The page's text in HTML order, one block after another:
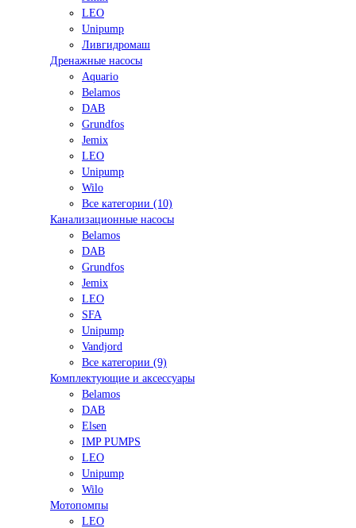
LEO
Unipump
Ливгидромаш
Дренажные насосы
Aquario
Belamos
DAB
Grundfos
Jemix
LEO
Unipump
Wilo
Все категории (10)
Канализационные насосы
Belamos
DAB
Grundfos
Jemix
LEO
SFA
Unipump
Vandjord
Все категории (9)
Комплектующие и аксессуары
Belamos
DAB
Elsen
IMP PUMPS
LEO
Unipump
Wilo
Мотопомпы
LEO